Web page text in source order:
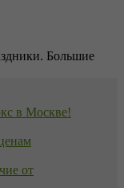
Большие
в Москве!
от